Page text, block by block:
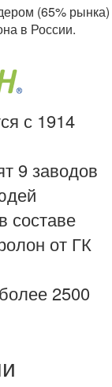
(65% рынка)
в России.
с 1914
9 заводов
составе
от ГК
2500